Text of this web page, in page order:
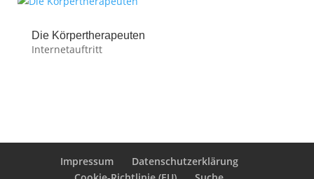
Die Körpertherapeuten
Internetauftritt
Impressum
Datenschutzerklärung